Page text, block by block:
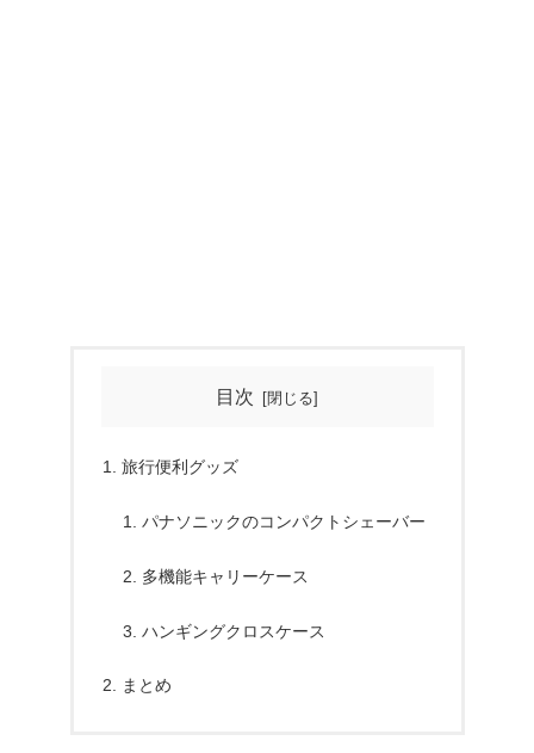
目次
旅行便利グッズ
パナソニックのコンパクトシェーバー
多機能キャリーケース
ハンギングクロスケース
まとめ